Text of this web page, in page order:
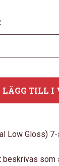
LÄGG TILL I
Low Gloss)
beskrivas